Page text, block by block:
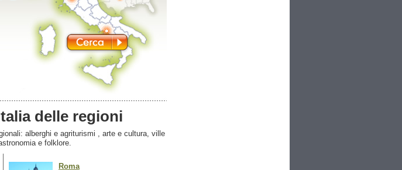
delle regioni
alberghi e agriturismi , arte e cultura, ville
e folklore.
Roma